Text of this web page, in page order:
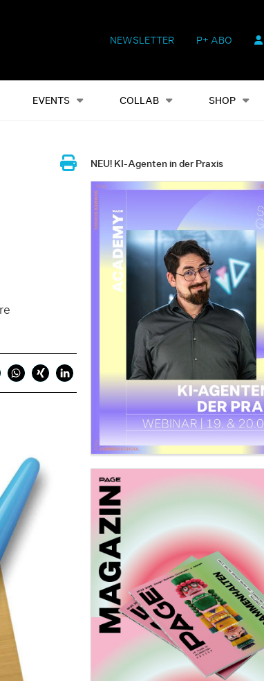
NEWSLETTER P+ ABO
EVENTS COLLAB SHOP
Alles Events Shop Heftausgaben Suchen
NEU! KI-Agenten in der Praxis